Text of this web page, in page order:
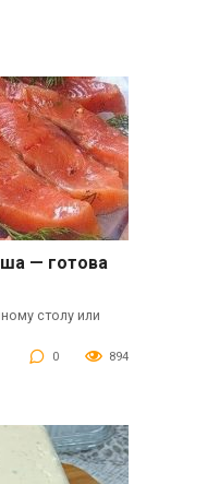
— готова
столу или
0 894